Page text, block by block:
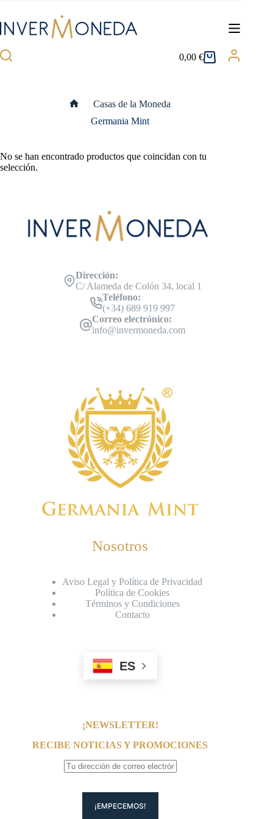
contenido
Carro
0,00€
Casas de la Moneda
Germania Mint
No se han encontrado productos que coincidan con tu
selección.
Dirección:
C/ Alameda de Colón 34, local 1
Teléfono:
(+34) 689 919 997
Correo electrónico:
info@invermoneda.com
Nosotros
Aviso Legal y Política de Privacidad
Política de Cookies
Términos y Condiciones
Contacto
ES
¡NEWSLETTER!
RECIBE NOTICIAS Y PROMOCIONES